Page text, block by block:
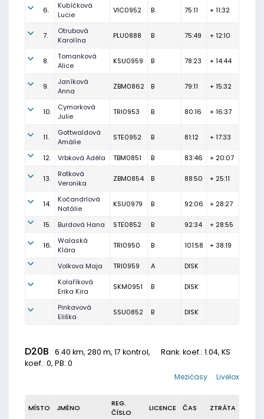
6.
Kubíčková
Lucie
VIC0952 B 75:11 + 11:32
7.
Otrubová
Karolína
PLU0888 B 75:49 + 12:10
8.
Tomanková
Alice
KSU0959 B 78:23 + 14:44
9.
Janíková
Anna
ZBM0862 B 79:11 + 15:32
10.
Cymorková
Julie
TRI0953 B 80:16 + 16:37
11.
Gottwaldová
Amálie
STE0952 B 81:12 + 17:33
12. Vrbková Adéla TBM0851 B 83:46 + 20:07
13.
Rotková
Veronika
ZBM0854 B 88:50 + 25:11
14.
Kočandrlová
Natálie
KSU0979 B 92:06 + 28:27
15. Burdová Hana STE0852 B 92:34 + 28:55
16.
Walaská
Klára
TRI0950 B 101:58 + 38:19
Volkova Maja TRI0959 A
DISK
Kolaříková
Erika Kira
SKM0951 B DISK
Pinkavová
Eliška
SSU0852 B DISK
D20B 6.40 km, 280 m, 17 kontrol, Rank. koef.: 1.04, KS
koef.: 0, PB: 0
Livelox
Mezičasy
MÍSTO JMÉNO
REG.
ČÍSLO
LICENCE ČAS ZTRÁTA